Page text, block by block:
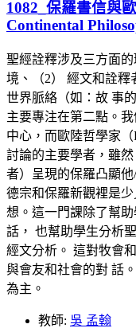
1082_保羅書信與
Continental
聖經詮釋涉及三方面
境、（2） 經文和詮釋
世界脈絡（如：故 事
主要專注在第二點。
中心，而歐陸哲學家
討論的主要學者，雖然
者）呈現的保羅凸顯
德宗和保羅新觀裡是
想。這一門課除了幫
話， 也幫助學生分析
經文分析。 這對牧會
與會友和社會的對 話
為主。
教師: 吳 孟翰